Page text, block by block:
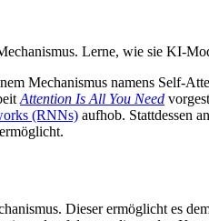
Lerne, wie sie KI-
Mechanismus namens Self-
Attention Is All You Need
(RNNs) aufhob. Stattdessen
ermöglicht.
Dieser ermöglicht es